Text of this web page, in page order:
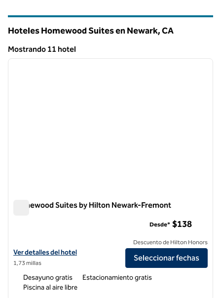
Hoteles Homewood Suites en Newark,CA
Mostrando 11 hotel
Mostrando 11 hotel
1 de 12
Homewood Suites by Hilton Newark-Fremont
Ver detalles del hotel Homewood Suites by Hilton Newark-Fremont
Ver detalles del hotel
1,73 millas
Desde* $138
Descuento de Hilton Honors
Seleccionar fechas
Desayuno gratis
Estacionamiento gratis
Piscina al aire libre